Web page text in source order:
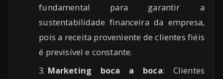
fundamental para garantir a
sustentabilidade financeira da empresa,
pois a receita proveniente de clientes fiéis
é previsível e constante.
Marketing boca a boca: Clientes